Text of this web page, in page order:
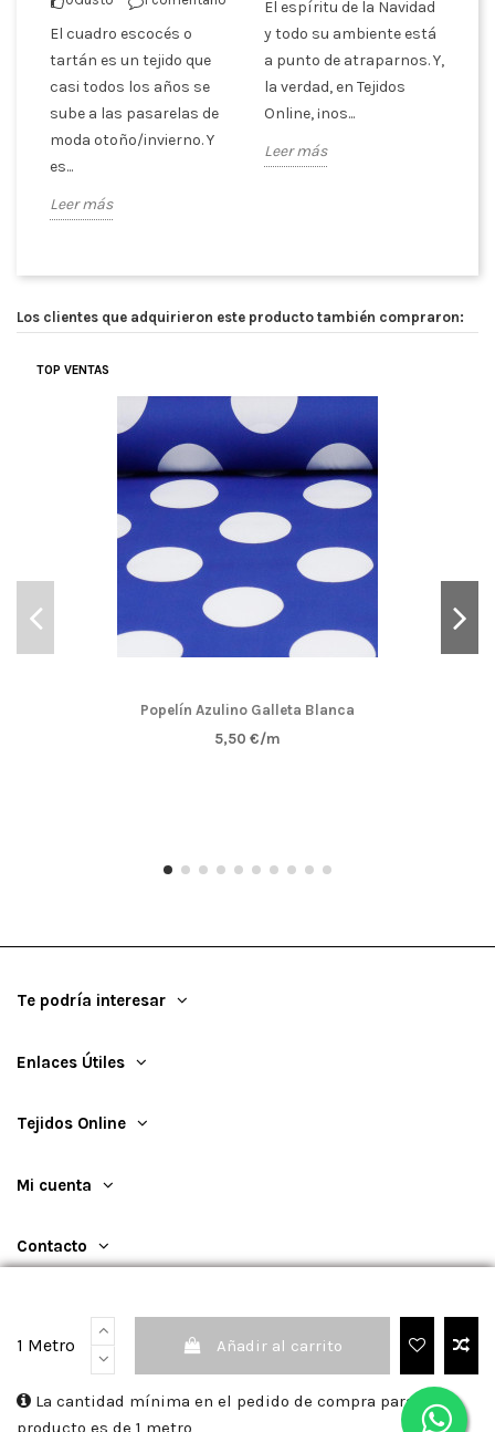
1 Metro Añadir al carrito
La cantidad mínima en el pedido de compra para el
producto es de 1 metro
El cuadro escocés o
tartán es un tejido que
casi todos los años se
sube a las pasarelas de
moda otoño/invierno. Y
es...
Leer más
El espíritu de la Navidad
y todo su ambiente está
a punto de atraparnos. Y,
la verdad, en Tejidos
Online, ¡nos...
Leer más
Los clientes que adquirieron este producto también compraron:
TOP VENTAS
Popelín Azulino Galleta Blanca
5,50 €/m
Te podría interesar
Enlaces Útiles
Tejidos Online
Mi cuenta
Contacto
©2026TejidosOnline